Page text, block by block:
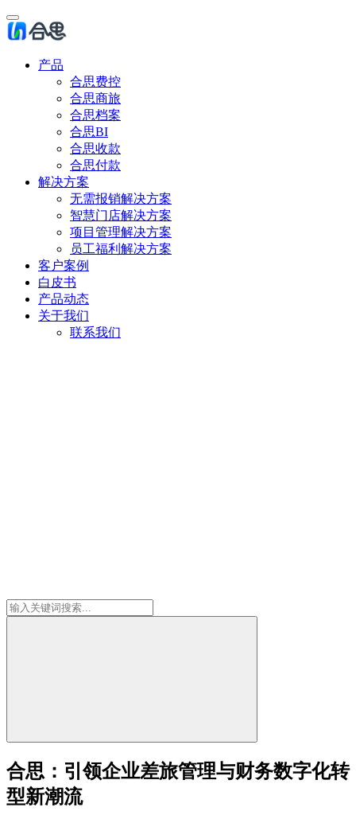
产品
合思费控
合思商旅
合思档案
合思BI
合思收款
合思付款
解决方案
无需报销解决方案
智慧门店解决方案
项目管理解决方案
员工福利解决方案
客户案例
白皮书
产品动态
关于我们
联系我们
合思：引领企业差旅管理与财务数字化转
型新潮流